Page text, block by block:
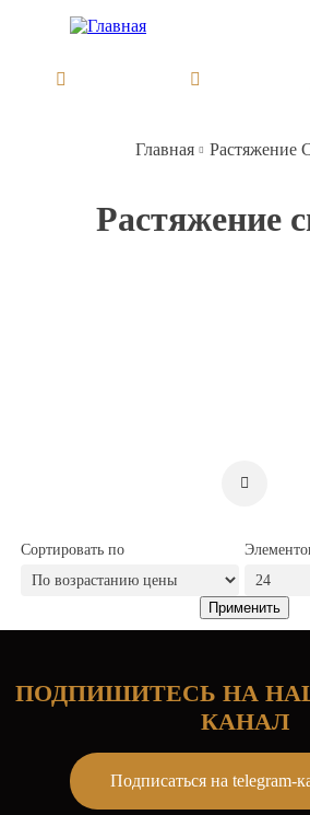
содержанию
навигации
Главная Растяжение
Растяжение
Сортировать по
ПОДПИШИТЕСЬ НА
КАНАЛ
Подписаться на telegram-